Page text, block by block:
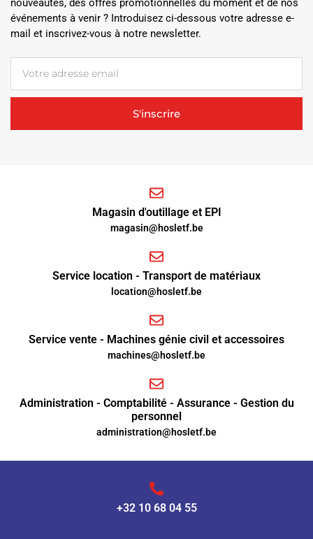
nouveautés, des offres promotionnelles du moment et de nos
événements à venir ? Introduisez ci-dessous votre adresse e-
mail et inscrivez-vous à notre newsletter.
S'inscrire
Magasin d'outillage et EPI
magasin@hosletf.be
Service location - Transport de matériaux
location@hosletf.be
Service vente - Machines génie civil et accessoires
machines@hosletf.be
Administration - Comptabilité - Assurance - Gestion du
personnel
administration@hosletf.be
+32 10 68 04 55